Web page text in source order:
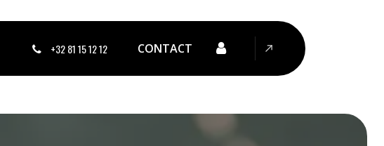
+32 81 15 12 12 CONTACT